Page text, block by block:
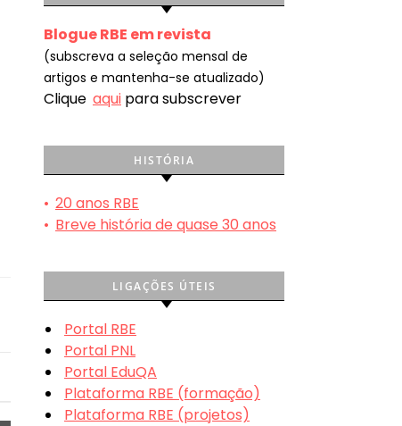
Blogue RBE em revista
(subscreva a seleção mensal de
artigos e mantenha-se atualizado)
Clique aqui para subscrever
HISTÓRIA
• 20 anos RBE
• Breve história de quase 30 anos
LIGAÇÕES ÚTEIS
Portal RBE
Portal PNL
Portal EduQA
Plataforma RBE (formação)
Plataforma RBE (projetos)